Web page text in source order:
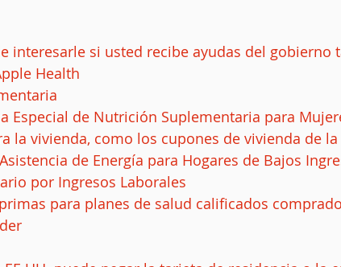
interesarle si usted recibe ayudas del gobierno
Health
Especial de Nutrición Suplementaria para
la vivienda, como los cupones de vivienda de
de Energía para Hogares de Bajos
por Ingresos Laborales
para planes de salud calificados